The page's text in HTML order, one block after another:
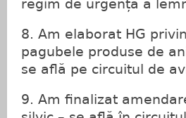
regim de urgență a
8. Am elaborat HG
pagubele produse de
se află pe circuitul de
9. Am finalizat